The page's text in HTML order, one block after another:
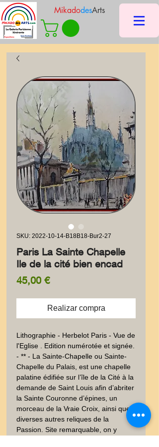
MikadodesArts
SKU: 2022-10-14-B18B18-Bur2-27
Paris La Sainte Chapelle
Ile de la cité bien encad
45,00 €Precio
Realizar compra
Lithographie - Herbelot Paris - Vue de
l'Eglise . Edition numérotée et signée.
- ** - La Sainte-Chapelle ou Sainte-
Chapelle du Palais, est une chapelle
palatine édifiée sur l’île de la Cité à la
demande de Saint Louis afin d’abriter
la Sainte Couronne d’épines, un
morceau de la Vraie Croix, ainsi que
diverses autres reliques de la
Passion. Site remarquable, on y